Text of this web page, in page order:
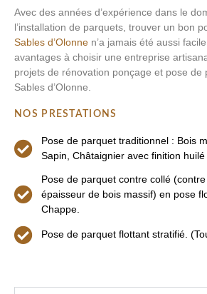
Avec des années d’expérience dans le
l’installation de parquets, trouver un bon
Sables d’Olonne n’a jamais été aussi
avantages à choisir une entreprise
projets de rénovation ponçage et pose de
Sables d’Olonne.
NOS PRESTATIONS
Pose de parquet traditionnel : Bois
Sapin, Châtaignier avec finition huilé
Pose de parquet contre collé
épaisseur de bois massif) en pose
Chappe.
Pose de parquet flottant stratifié.